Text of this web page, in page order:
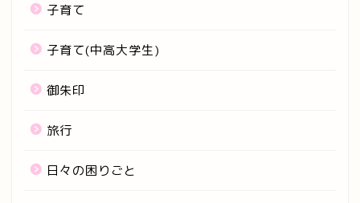
子育て
子育て(中高大学生)
御朱印
旅行
日々の困りごと